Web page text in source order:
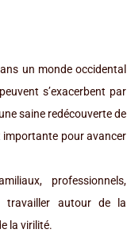
un monde occidental
s’exacerbent par
saine redécouverte de
importante pour avancer
professionnels,
travailler autour de la
la virilité.